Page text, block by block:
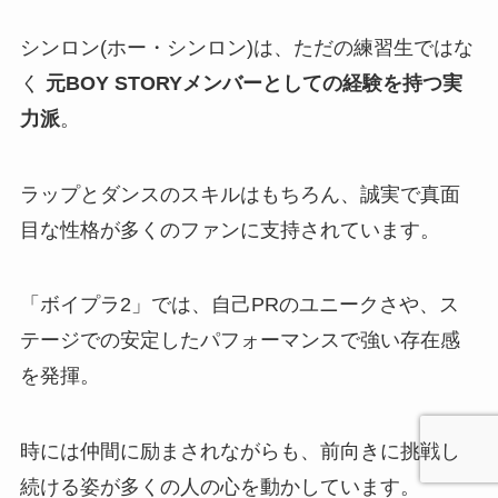
シンロン(ホー・シンロン)は、ただの練習生ではな
く 元BOY STORYメンバーとしての経験を持つ実
力派。
ラップとダンスのスキルはもちろん、誠実で真面
目な性格が多くのファンに支持されています。
「ボイプラ2」では、自己PRのユニークさや、ス
テージでの安定したパフォーマンスで強い存在感
を発揮。
時には仲間に励まされながらも、前向きに挑戦し
続ける姿が多くの人の心を動かしています。